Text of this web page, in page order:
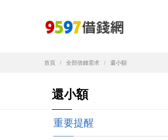
首頁 全部借錢需求 還小額
還小額
重要提醒